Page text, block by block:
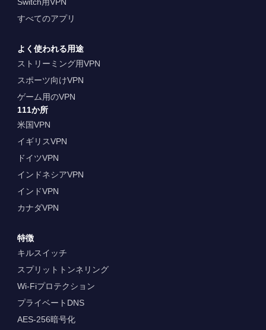
Switch用VPN
すべてのアプリ
よく使われる用途
ストリーミング用VPN
スポーツ向けVPN
ゲーム用のVPN
111か所
米国VPN
イギリスVPN
ドイツVPN
インドネシアVPN
インドVPN
カナダVPN
特徴
キルスイッチ
スプリットトンネリング
Wi-Fiプロテクション
プライベートDNS
AES-256暗号化